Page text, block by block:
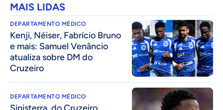
MAIS LIDAS
DEPARTAMENTO MÉDICO
Kenji, Néiser, Fabrício Bruno
e mais: Samuel Venâncio
atualiza sobre DM do
Cruzeiro
DEPARTAMENTO MÉDICO